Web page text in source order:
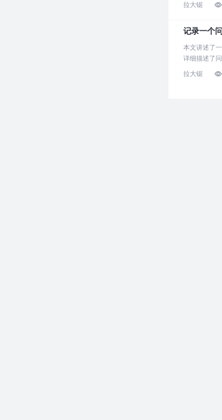
拉大锯
记录一个
本文讲述了
详细描述了
拉大锯